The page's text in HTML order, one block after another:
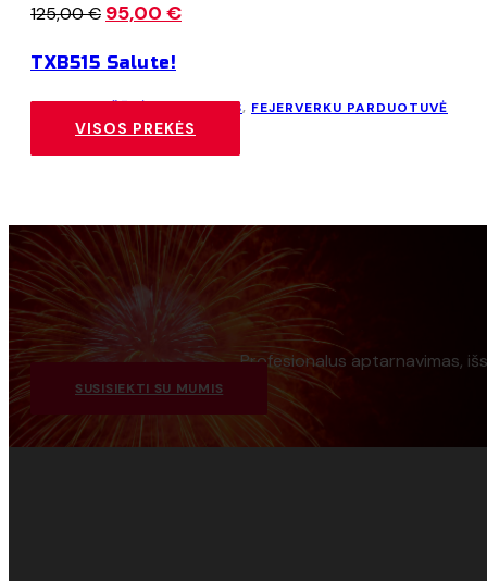
125,00€ Original
was:
125,00 €.
95,00 €Current
95,00 €.
TXB515 Salute!
F3 DAUGIAŠŪVĖS BATERIJOS, FEJERVERKU PARDUOTUVĖ
VISOS PREKĖS
Profesionalus aptarnavimas,
SUSISIEKTI SU MUMIS